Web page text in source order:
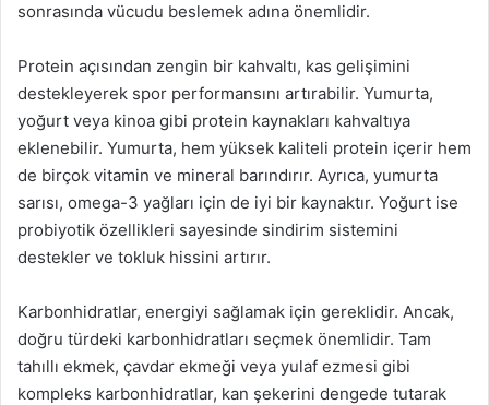
sonrasında vücudu beslemek adına önemlidir.
Protein açısından zengin bir kahvaltı, kas gelişimini
destekleyerek spor performansını artırabilir. Yumurta,
yoğurt veya kinoa gibi protein kaynakları kahvaltıya
eklenebilir. Yumurta, hem yüksek kaliteli protein içerir hem
de birçok vitamin ve mineral barındırır. Ayrıca, yumurta
sarısı, omega-3 yağları için de iyi bir kaynaktır. Yoğurt ise
probiyotik özellikleri sayesinde sindirim sistemini
destekler ve tokluk hissini artırır.
Karbonhidratlar, energiyi sağlamak için gereklidir. Ancak,
doğru türdeki karbonhidratları seçmek önemlidir. Tam
tahıllı ekmek, çavdar ekmeği veya yulaf ezmesi gibi
kompleks karbonhidratlar, kan şekerini dengede tutarak